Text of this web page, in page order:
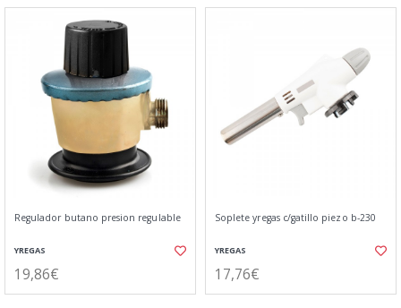
Regulador butano presion regulable
YREGAS
19,86€
Soplete yregas c/gatillo piezo b-230
YREGAS
17,76€